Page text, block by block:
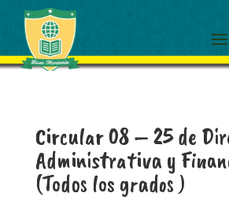
Circular 08 – 25 de
Administrativa y
(Todos los grados )